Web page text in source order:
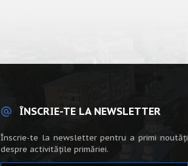
ÎNSCRIE-TE LA NEWSLETTER
Înscrie-te la newsletter pentru a primi noutăți
despre activitățile primăriei.